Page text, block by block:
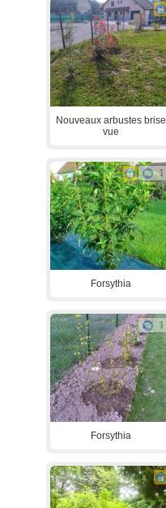
Nouveaux arbustes brise
vue
1
Forsythia
1
Forsythia